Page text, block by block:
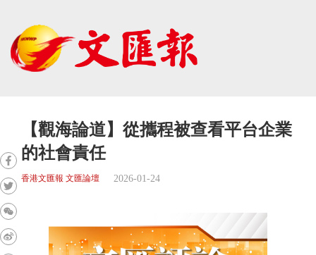
【觀海論道】從攜程被查看平台企業
的社會責任
香港文匯報 文匯論壇 2026-01-24